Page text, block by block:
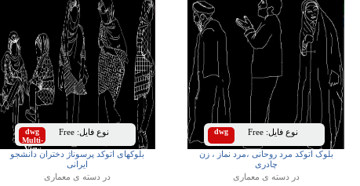
dwg نوع فایل: Free
بلوک اتوکد مرد روحانی ،مرد نماز ، زن
چادری
در دسته ی معماری
dwg
Multi-
View
نوع فایل: Free
بلوکهای اتوکد پرسوناژ دختران دانشجو
ایرانی
در دسته ی معماری